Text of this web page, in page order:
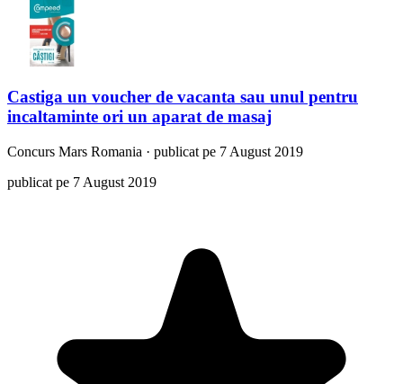
Castiga un voucher de vacanta sau unul pentru
incaltaminte ori un aparat de masaj
Concurs Mars Romania · publicat pe 7 August 2019
publicat pe 7 August 2019